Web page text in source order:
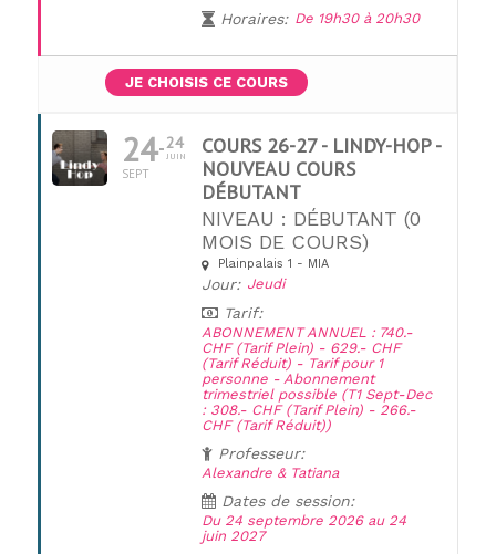
Horaires: De 19h30 à 20h30
JE CHOISIS CE COURS
24
SEPT
24
JUIN
COURS 26-27 - LINDY-HOP -
NOUVEAU COURS
DÉBUTANT
NIVEAU : DÉBUTANT (0
MOIS DE COURS)
Plainpalais 1 - MIA
Jour: Jeudi
Tarif:
ABONNEMENT ANNUEL : 740.-
CHF (Tarif Plein) - 629.- CHF
(Tarif Réduit) - Tarif pour 1
personne - Abonnement
trimestriel possible (T1 Sept-Dec
: 308.- CHF (Tarif Plein) - 266.-
CHF (Tarif Réduit))
Professeur:
Alexandre & Tatiana
Dates de session:
Du 24 septembre 2026 au 24
juin 2027